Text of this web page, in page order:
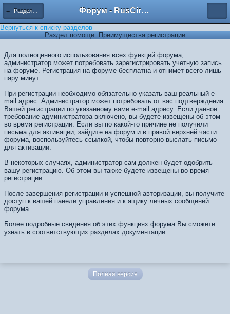
← Разделы помощи Форум - RusCircus.ru
Вернуться к списку разделов
Раздел помощи: Преимущества регистрации
Для полноценного использования всех функций форума,
администратор может потребовать зарегистрировать учетную запись
на форуме. Регистрация на форуме бесплатна и отнимет всего лишь
пару минут.
При регистрации необходимо обязательно указать ваш реальный e-
mail адрес. Администратор может потребовать от вас подтверждения
Вашей регистрации по указанному вами e-mail адресу. Если данное
требование администратора включено, вы будете извещены об этом
во время регистрации. Если вы по какой-то причине не получили
письма для активации, зайдите на форум и в правой верхней части
форума, воспользуйтесь ссылкой, чтобы повторно выслать письмо
для активации.
В некоторых случаях, администратор сам должен будет одобрить
вашу регистрацию. Об этом вы также будете извещены во время
регистрации.
После завершения регистрации и успешной авторизации, вы получите
доступ к вашей панели управления и к ящику личных сообщений
форума.
Более подробные сведения об этих функциях форума Вы сможете
узнать в соответствующих разделах документации.
Полная версия